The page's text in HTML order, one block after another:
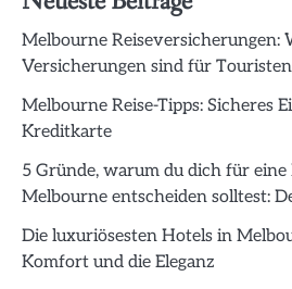
Melbourne Reiseversicherungen:
Versicherungen sind für Touristen
Melbourne Reise-Tipps: Sicheres
Kreditkarte
5 Gründe, warum du dich für
Melbourne entscheiden solltest:
Die luxuriösesten Hotels in
Komfort und die Eleganz